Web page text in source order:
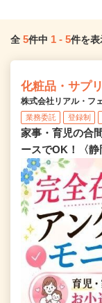
全 5件中 1 - 5件を表
化粧品・サプ
株式会社リアル・フ
業務委託 登録制
家事・育児の合
ースでOK！〈静